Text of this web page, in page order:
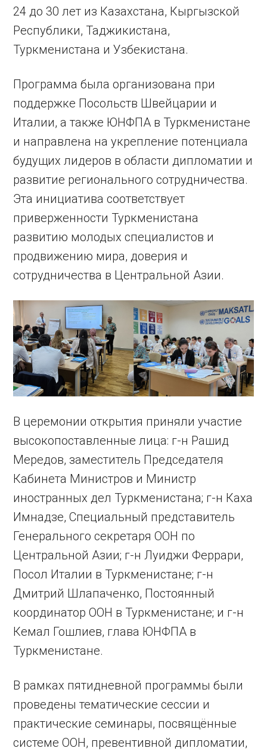
24 до 30 лет из Казахстана, Кыргызской
Республики, Таджикистана,
Туркменистана и Узбекистана.
Программа была организована при
поддержке Посольств Швейцарии и
Италии, а также ЮНФПА в Туркменистане
и направлена на укрепление потенциала
будущих лидеров в области дипломатии и
развитие регионального сотрудничества.
Эта инициатива соответствует
приверженности Туркменистана
развитию молодых специалистов и
продвижению мира, доверия и
сотрудничества в Центральной Азии.
В церемонии открытия приняли участие
высокопоставленные лица: г-н Рашид
Мередов, заместитель Председателя
Кабинета Министров и Министр
иностранных дел Туркменистана; г-н Каха
Имнадзе, Специальный представитель
Генерального секретаря ООН по
Центральной Азии; г-н Луиджи Феррари,
Посол Италии в Туркменистане; г-н
Дмитрий Шлапаченко, Постоянный
координатор ООН в Туркменистане; и г-н
Кемал Гошлиев, глава ЮНФПА в
Туркменистане.
В рамках пятидневной программы были
проведены тематические сессии и
практические семинары, посвящённые
системе ООН, превентивной дипломатии,